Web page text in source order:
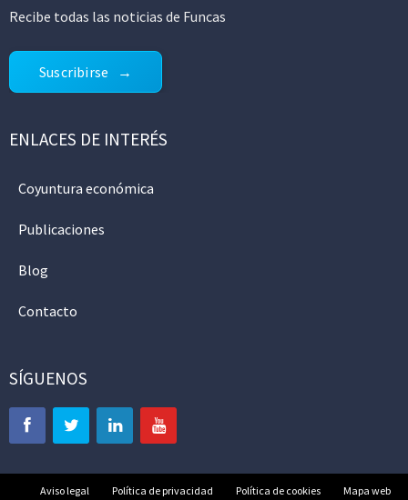
Recibe todas las noticias de Funcas
Suscribirse
ENLACES DE INTERÉS
Coyuntura económica
Publicaciones
Blog
Contacto
SÍGUENOS
Aviso legal Política de privacidad Política de cookies Mapa web